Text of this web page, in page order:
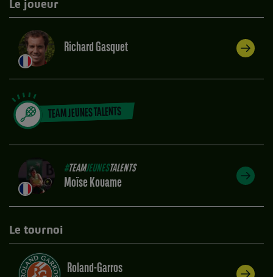
Le joueur
Richard Gasquet
TEAM JEUNES TALENTS
#TEAMJEUNESTALENTS
Moïse Kouame
Le tournoi
Roland-Garros